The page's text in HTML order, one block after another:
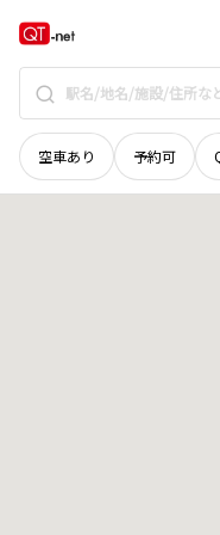
空車あり 予約可
奈良県